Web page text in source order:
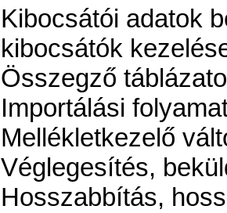
Kibocsátói adatok
kibocsátók
Összegző
Importálási
Mellékletkezelő
Véglegesítés,
Hosszabbítás,